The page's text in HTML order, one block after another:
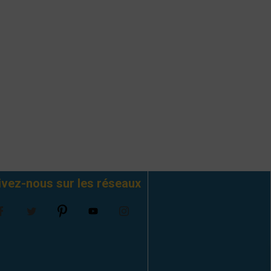
nous sur les réseaux